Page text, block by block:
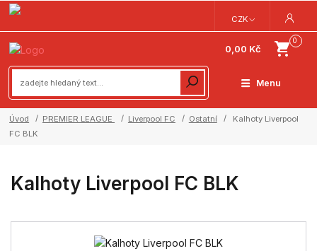
Menu
CZK
0
0,00 Kč
Úvod PREMIER LEAGUE Liverpool FC Ostatní
Kalhoty Liverpool
FC BLK
Kalhoty Liverpool FC BLK